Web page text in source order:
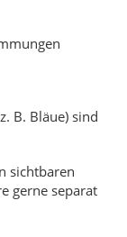
B. Bläue) sind
sichtbaren
gerne separat